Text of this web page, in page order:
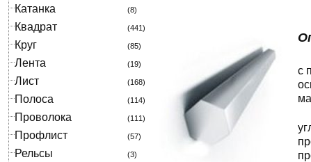
Катанка (8)
Квадрат (441)
Круг (85)
Лента (19)
Лист (168)
Полоса (114)
Проволока (111)
Профлист (57)
Рельсы (3)
с